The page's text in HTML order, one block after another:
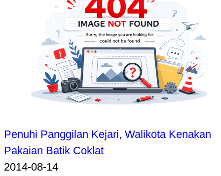
Penuhi Panggilan Kejari, Walikota Kenakan
Pakaian Batik Coklat
2014-08-14